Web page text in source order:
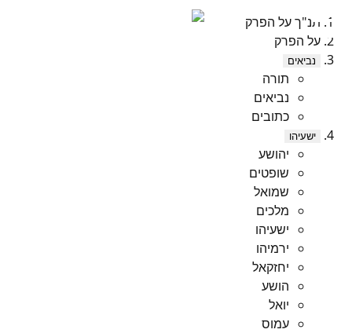
תנ"ך על הפרק
על הפרק
נביאים
תורה
נביאים
כתובים
ישעיהו
יהושע
שופטים
שמואל
מלכים
ישעיהו
ירמיהו
יחזקאל
הושע
יואל
עמוס